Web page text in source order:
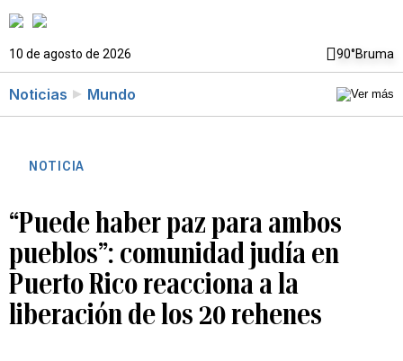
10 de agosto de 2026 90°Bruma
Noticias Mundo
NOTICIA
“Puede haber paz para ambos
pueblos”: comunidad judía en
Puerto Rico reacciona a la
liberación de los 20 rehenes